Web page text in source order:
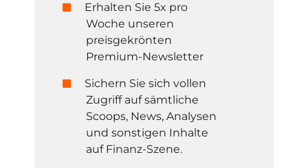
Erhalten Sie 5x pro
Woche unseren
preisgekrönten
Premium-Newsletter
Sichern Sie sich vollen
Zugriff auf sämtliche
Scoops, News, Analysen
und sonstigen Inhalte
auf Finanz-Szene.